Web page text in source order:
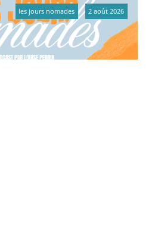
les jours nomades 2 août 2026